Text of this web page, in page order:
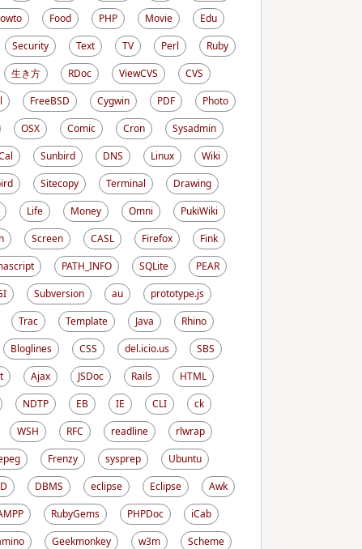
Food PHP Movie
Edu
Security Text TV Perl
Ruby
生き方 RDoc ViewCVS
CVS
FreeBSD Cygwin PDF
Photo
OSX Comic Cron
Sysadmin
Sunbird DNS Linux
Wiki
Sitecopy Terminal
Drawing
Life Money Omni
PukiWiki
Screen CASL Firefox
Fink
PATH_INFO SQLite
PEAR
Subversion au
prototype.js
Trac Template Java
Rhino
Bloglines CSS del.icio.us
SBS
Ajax JSDoc Rails
HTML
NDTP EB IE CLI
ck
WSH RFC readline
rlwrap
Frenzy sysprep
Ubuntu
DBMS eclipse Eclipse
Awk
RubyGems PHPDoc
iCab
Geekmonkey w3m
Scheme